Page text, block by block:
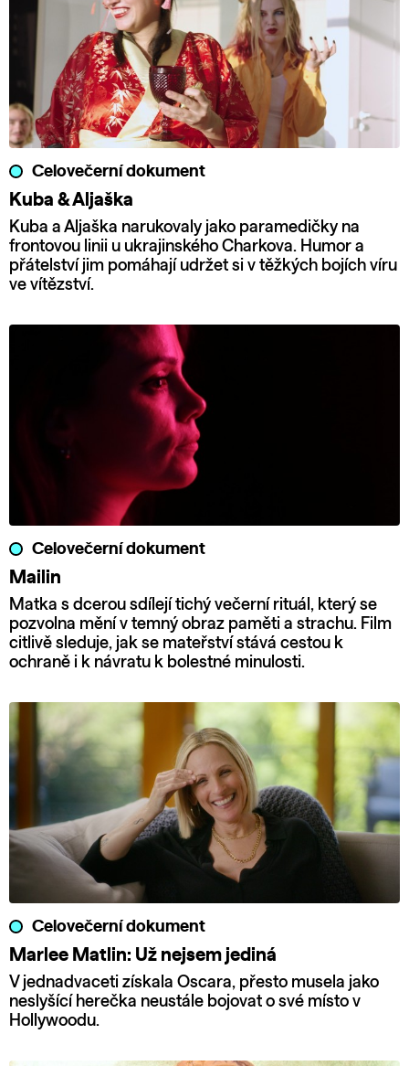
Celovečerní dokument
Kuba & Aljaška
Kuba a Aljaška narukovaly jako paramedičky na
frontovou linii u ukrajinského Charkova. Humor a
přátelství jim pomáhají udržet si v těžkých bojích víru
ve vítězství.
Celovečerní dokument
Mailin
Matka s dcerou sdílejí tichý večerní rituál, který se
pozvolna mění v temný obraz paměti a strachu. Film
citlivě sleduje, jak se mateřství stává cestou k
ochraně i k návratu k bolestné minulosti.
Celovečerní dokument
Marlee Matlin: Už nejsem jediná
V jednadvaceti získala Oscara, přesto musela jako
neslyšící herečka neustále bojovat o své místo v
Hollywoodu.